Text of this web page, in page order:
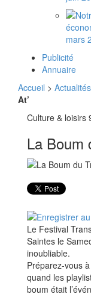
mars
Publicité
Annuaire
Accueil > Actualités
At’
Culture & loisirs
La Boum
Le Festival
Saintes le
inoubliable.
Préparez-vous
quand les
boum était